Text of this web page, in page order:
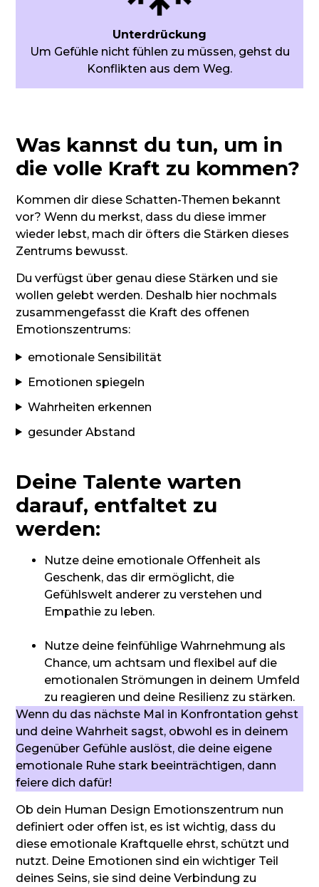
Unterdrückung
Um Gefühle nicht fühlen zu müssen, gehst du
Konflikten aus dem Weg.
Was kannst du tun, um in
die volle Kraft zu kommen?
Kommen dir diese Schatten-Themen bekannt
vor? Wenn du merkst, dass du diese immer
wieder lebst, mach dir öfters die Stärken dieses
Zentrums bewusst.
Du verfügst über genau diese Stärken und sie
wollen gelebt werden. Deshalb hier nochmals
zusammengefasst die Kraft des offenen
Emotionszentrums:
emotionale Sensibilität
Emotionen spiegeln
Wahrheiten erkennen
gesunder Abstand
Deine Talente warten
darauf, entfaltet zu
werden:
Nutze deine emotionale Offenheit als
Geschenk, das dir ermöglicht, die
Gefühlswelt anderer zu verstehen und
Empathie zu leben.
Nutze deine feinfühlige Wahrnehmung als
Chance, um achtsam und flexibel auf die
emotionalen Strömungen in deinem Umfeld
zu reagieren und deine Resilienz zu stärken.
Wenn du das nächste Mal in Konfrontation gehst
und deine Wahrheit sagst, obwohl es in deinem
Gegenüber Gefühle auslöst, die deine eigene
emotionale Ruhe stark beeinträchtigen, dann
feiere dich dafür!
Ob dein Human Design Emotionszentrum nun
definiert oder offen ist, es ist wichtig, dass du
diese emotionale Kraftquelle ehrst, schützt und
nutzt. Deine Emotionen sind ein wichtiger Teil
deines Seins, sie sind deine Verbindung zu